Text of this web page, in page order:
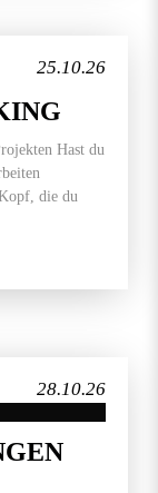
25.10.26
Hast du
die du
28.10.26